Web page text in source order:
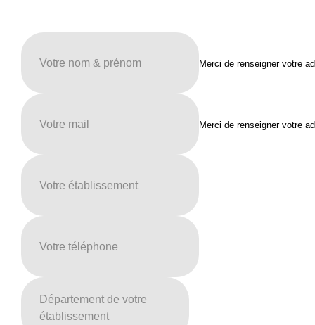
C'est surtout de pouvoir réunirtout en un endroit avec une solution
facile , c'est vrai qu'avec Keyfood c'est ça que j'ai bien remarqué depuis
maintenant 3-4 mois qu'on l'utilise. Souvent pour nous cuisiniers, on a pas
toujours l'habitude de se mettre derrière l'ordinateur pour tout saisir. Notre
importante, et cette solution Keyood nous donne cet avantage que chaque
service est concerné. Il y a vraiment un esprit d'équipe avec la cuisine qui
fait sa démarche à elle, la salle qui fait aussi sa démarche et l'hôtel qui
fonctionnement. C'est pour nous une simplification à un seul endroit, une
seule solution, des tablettes qui sont faciles a utiliser.
Dans notre fonctionnement, c'est de faire l'autocontrôle qui est important.
C'est vrai que dans toutes les solutions que j'ai vu, c'est la seule qui
côté de sanctionner, c'est de dire "voilà j'ai constaté qu'il y a eu une petite
erreur quelque part qui a été faite et le but c'est que ça ne se reproduise
pas".
Ce qui est super génial c'est le côté étiquettes/étiquetage parce que
simple, c'est lisible, ça nous permet de pouvoir avoir tout de suite
l'informationdu collaborateur, de ce qu'il a préparé et sur quelle durée on
va pouvoir le mettre.
Par exemple, vous allumez la tablette, vous arrivez sur réception
marchandise, ça vous pose les questions, il faut les valider, il y a la photo
qui va avec qui permet de simplifier. C'est franchement
Merci de renseigner votre
Merci de renseigner votre